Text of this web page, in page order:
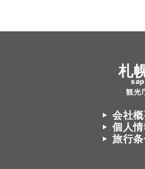
札
観光
会社
個人
旅行